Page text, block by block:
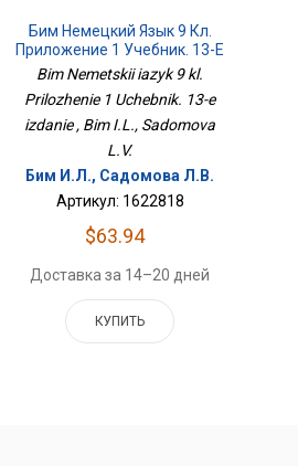
Бим Немецкий Язык 9 Кл.
Приложение 1 Учебник. 13-Е
Издание
Bim Nemetskii iazyk 9 kl.
Prilozhenie 1 Uchebnik. 13-e
izdanie , Bim I.L., Sadomova
L.V.
Бим И.Л., Садомова Л.В.
Артикул: 1622818
$63.94
Доставка за 14–20 дней
КУПИТЬ